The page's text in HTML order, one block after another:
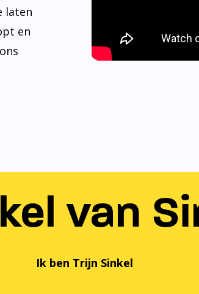
laten
en
van
Ik ben Trijn Sinkel